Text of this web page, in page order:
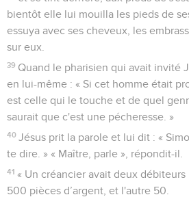
bientôt elle lui mouilla les pieds de
essuya avec ses cheveux, les
sur eux.
39 Quand le pharisien qui avait invité
en lui-même : « Si cet homme était
est celle qui le touche et de quel
saurait que c'est une pécheresse. »
40 Jésus prit la parole et lui dit : «
te dire. » « Maître, parle », répondit-il.
41 « Un créancier avait deux
500 pièces d’argent, et l'autre 50.